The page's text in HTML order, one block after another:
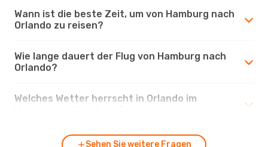
Wann ist die beste Zeit, um von Hamburg nach
Orlando zu reisen?
Wie lange dauert der Flug von Hamburg nach
Orlando?
Welches Wetter herrscht in Orlando im
Sehen Sie weitere Fragen